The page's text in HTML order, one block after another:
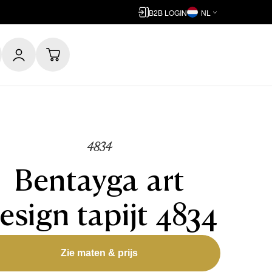
B2B LOGIN NL
4834
Bentayga art
tapijt 4834
Zie maten & prijs